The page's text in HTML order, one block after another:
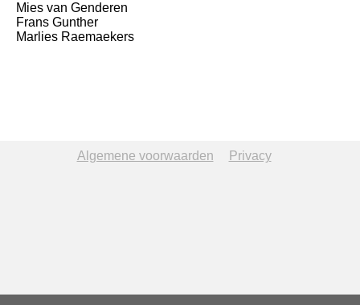
Mies van Genderen
Frans Gunther
Marlies Raemaekers
Algemene voorwaarden Privacy